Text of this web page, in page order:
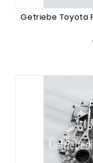
Getriebe Toyota